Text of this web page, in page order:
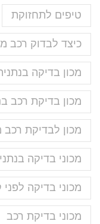
טיפים לתחזוקת
כיצד לבדוק רכב
מכון בדיקה
מכון בדיקת רכב
מכון לבדיקת
מכוני בדיקה
מכוני בדיקה לפני
מכוני בדיקת רכב